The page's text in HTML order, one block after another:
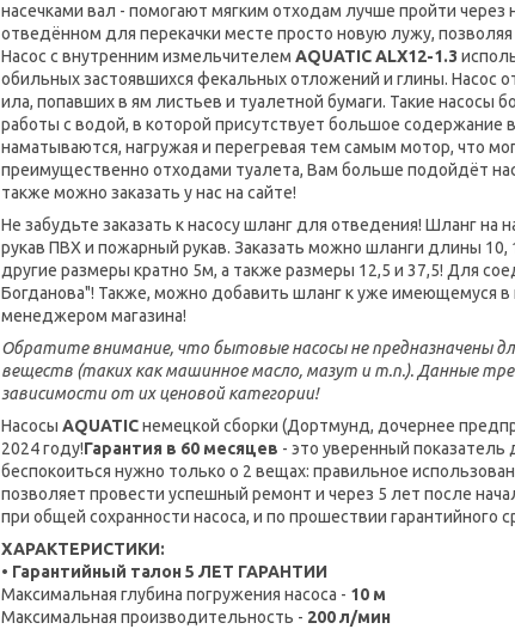
насечками вал - помогают мягким отходам лучше пройти
отведённом для перекачки месте просто новую лужу,
Насос с внутренним измельчителем AQUATICALX12-1.3
обильных застоявшихся фекальных отложений и глины. Насос
ила, попавших в ям листьев и туалетной бумаги. Такие
работы с водой, в которой присутствует большое содержание
наматываются, нагружая и перегревая тем самым мотор, что
преимущественно отходами туалета, Вам больше подойдёт
также можно заказать у нас на сайте!
Не забудьте заказать к насосу шланг для отведения! Шланг
рукав ПВХ и пожарный рукав. Заказать можно шланги длины 10,
другие размеры кратно 5м, а также размеры 12,5 и 37,5! Для
Богданова"! Также, можно добавить шланг к уже имеющемуся в
менеджером магазина!
Обратите внимание, что бытовые насосы не предназначены
веществ (таких как машинное масло, мазут и т.п.). Данные
зависимости от их ценовой категории!
Насосы AQUATICнемецкой сборки (Дортмунд, дочернее
2024 году!Гарантия в 60 месяцев - это уверенный показатель
беспокоиться нужно только о 2 вещах: правильное
позволяет провести успешный ремонт и через 5 лет после
при общей сохранности насоса, и по прошествии гарантийного
ХАРАКТЕРИСТИКИ:
• Гарантийный талон 5 ЛЕТ ГАРАНТИИ
Максимальная глубина погружения насоса - 10 м
Максимальная производительность - 200 л/мин